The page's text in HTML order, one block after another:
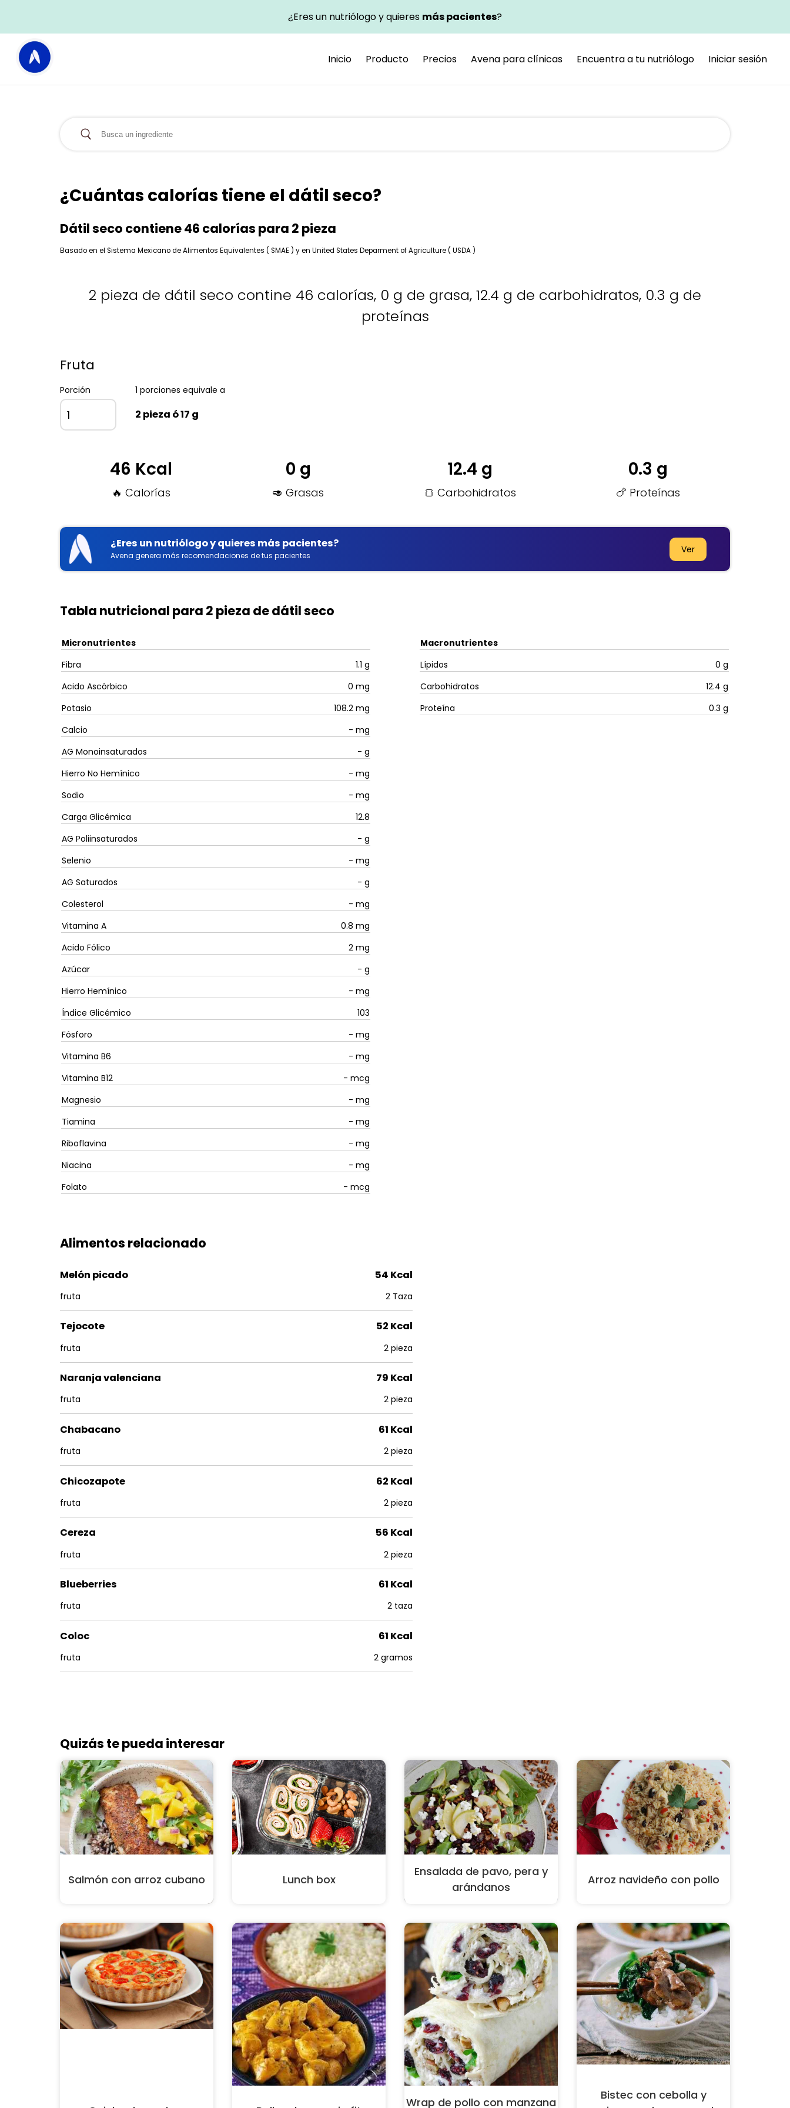
¿Eres un nutriólogo y quieres más pacientes?
Inicio Producto Precios Avena para clínicas Encuentra a tu nutriólogo Iniciar sesión
¿Cuántas calorías tiene el dátil seco?
Dátil seco contiene 46 calorías para 2 pieza
Basado en el Sistema Mexicano de Alimentos Equivalentes ( SMAE ) y en United States Deparment of Agriculture ( USDA )
2 pieza de dátil seco contine 46 calorías, 0 g de grasa, 12.4 g de carbohidratos, 0.3 g de
proteínas
Fruta
Porción 1 porciones equivale a
2 pieza ó 17 g
46 Kcal
🔥 Calorías
0 g
🥑 Grasas
12.4 g
🍞 Carbohidratos
0.3 g
🍗 Proteínas
¿Eres un nutriólogo y quieres más pacientes?
Avena genera más recomendaciones de tus pacientes
Ver
Tabla nutricional para 2 pieza de dátil seco
Micronutrientes
Fibra
1.1 g
Acido Ascórbico
0 mg
Potasio
108.2 mg
Calcio
- mg
AG Monoinsaturados
- g
Hierro No Hemínico
- mg
Sodio
- mg
Carga Glicémica
12.8
AG Poliinsaturados
- g
Selenio
- mg
AG Saturados
- g
Colesterol
- mg
Vitamina A
0.8 mg
Acido Fólico
2 mg
Azúcar
- g
Hierro Hemínico
- mg
Índice Glicémico
103
Fósforo
- mg
Vitamina B6
- mg
Vitamina B12
- mcg
Magnesio
- mg
Tiamina
- mg
Riboflavina
- mg
Niacina
- mg
Folato
- mcg
Macronutrientes
Lípidos
0 g
Carbohidratos
12.4 g
Proteína
0.3 g
Alimentos relacionado
Melón picado
fruta
54 Kcal
2 Taza
Tejocote
fruta
52 Kcal
2 pieza
Naranja valenciana
fruta
79 Kcal
2 pieza
Chabacano
fruta
61 Kcal
2 pieza
Chicozapote
fruta
62 Kcal
2 pieza
Cereza
fruta
56 Kcal
2 pieza
Blueberries
fruta
61 Kcal
2 taza
Coloc
fruta
61 Kcal
2 gramos
Quizás te pueda interesar
Salmón con arroz cubano Lunch box
Ensalada de pavo, pera y
arándanos
Arroz navideño con pollo
Wrap de pollo con manzana
Bistec con cebolla y